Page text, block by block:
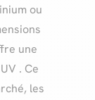
ou
une
. Ce
les